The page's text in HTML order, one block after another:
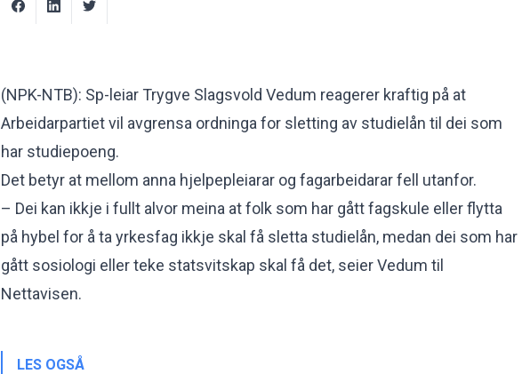
(NPK-NTB): Sp-leiar Trygve Slagsvold Vedum reagerer kraftig på at
Arbeidarpartiet vil avgrensa ordninga for sletting av studielån til dei som
har studiepoeng.
Det betyr at mellom anna hjelpepleiarar og fagarbeidarar fell utanfor.
– Dei kan ikkje i fullt alvor meina at folk som har gått fagskule eller flytta
på hybel for å ta yrkesfag ikkje skal få sletta studielån, medan dei som har
gått sosiologi eller teke statsvitskap skal få det, seier Vedum til
Nettavisen.
LES OGSÅ